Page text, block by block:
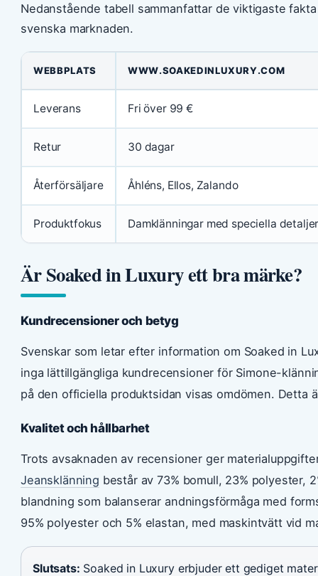
Nedanstående tabell sammanfattar de viktigaste
svenska marknaden.
WEBBPLATS WWW.SOAKEDINLUXURY.COM
Leverans Fri över 99 €
Retur 30 dagar
Återförsäljare Åhléns, Ellos, Zalando
Produktfokus Damklänningar med speciella
Är Soaked in Luxury ett bra märke?
Kundrecensioner och betyg
Svenskar som letar efter information om Soaked in
inga lättillgängliga kundrecensioner för Simone-
på den officiella produktsidan visas omdömen. Detta
Kvalitet och hållbarhet
Trots avsaknaden av recensioner ger
Jeansklänning består av 73% bomull, 23% polyester,
blandning som balanserar andningsförmåga med
95% polyester och 5% elastan, med maskintvätt vid
Slutsats: Soaked in Luxury erbjuder ett gediget